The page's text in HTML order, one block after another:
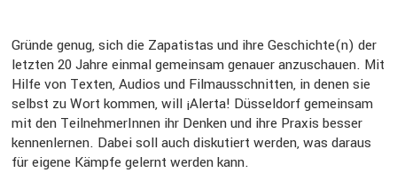
Grün­de genug, sich die Za­pa­tis­tas und ihre Ge­schich­te(n) der
letz­ten 20 Jahre ein­mal ge­mein­sam ge­nau­er an­zu­schau­en. Mit
Hilfe von Tex­ten, Au­di­os und Film­aus­schnit­ten, in denen sie
selbst zu Wort kom­men, will ¡Alerta! Düsseldorf gemeinsam
mit den TeilnehmerInnen ihr Den­ken und ihre Pra­xis bes­ser
ken­nen­ler­nen. Dabei soll auch diskutiert werden, was dar­aus
für ei­ge­ne Kämp­fe geler­nt werden kann.